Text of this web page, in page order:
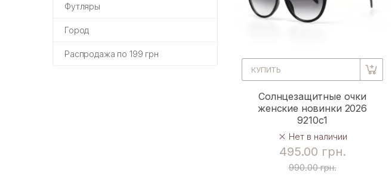
Футляры
Город
Распродажа по 199 грн
КУПИТЬ
Солнцезащитные очки
женские новинки 2026
9210c1
Нет в наличии
495.00 грн.
990.00 грн.